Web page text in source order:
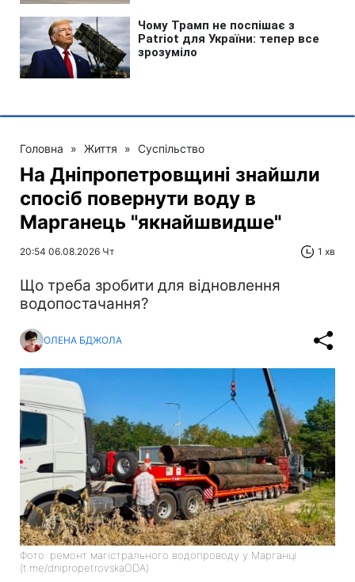
Головна » Життя » Суспільство
На Дніпропетровщині знайшли
спосіб повернути воду в
Марганець "якнайшвидше"
20:54 06.08.2026 Чт 1 хв
Що треба зробити для відновлення
водопостачання?
ОЛЕНА БДЖОЛА
Фото: ремонт магістрального водопроводу у Марганці
(t.me/dnipropetrovskaODA)